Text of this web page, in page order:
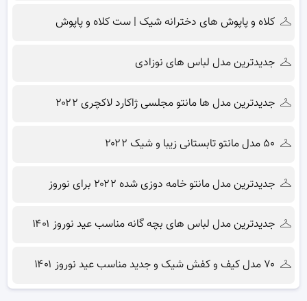
کلاه و پاپوش های دخترانه شیک | ست کلاه و پاپوش
جدیدترین مدل لباس های نوزادی
جدیدترین مدل ها مانتو مجلسی ژاکارد لاکچری ۲۰۲۲
۵۰ مدل مانتو تابستانی زیبا و شیک ۲۰۲۲
جدیدترین مدل مانتو خامه دوزی شده ۲۰۲۲ برای نوروز
جدیدترین مدل لباس های بچه گانه مناسب عید نوروز ۱۴۰۱
۷۰ مدل کیف و کفش شیک و جدید مناسب عید نوروز ۱۴۰۱